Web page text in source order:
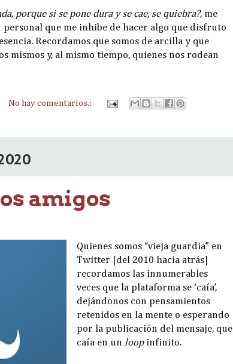
porque si se pone dura y se cae, se quiebra?, me
que me inhibe de hacer algo que disfruto
Recordamos que somos de arcilla y que
mismos y, al mismo tiempo, quienes nos rodean
No hay comentarios.:
amigos
Quienes somos “vieja guardia” en
Twitter [del 2010 hacia atrás]
recordamos las innumerables
veces que la plataforma se ‘caía’,
dejándonos con pensamientos
retenidos en la mente o esperando
por la publicación del mensaje, que
caía en un loopinfinito.